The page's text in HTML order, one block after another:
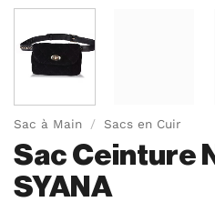
Sac à Main / Sacs en Cuir
Sac Ceinture
SYANA